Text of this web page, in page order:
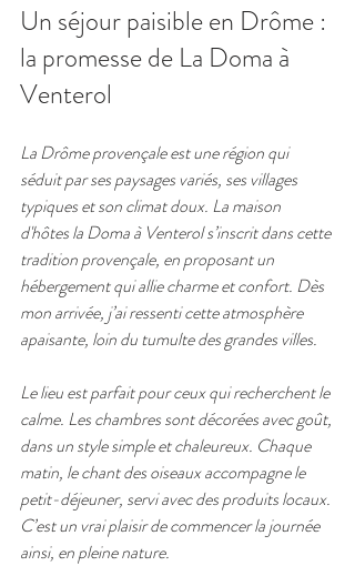
Un séjour paisible en Drôme :
la promesse de La Doma à
Venterol
La Drôme provençale est une région qui
séduit par ses paysages variés, ses villages
typiques et son climat doux. La maison
d'hôtes la Doma à Venterol s’inscrit dans cette
tradition provençale, en proposant un
hébergement qui allie charme et confort. Dès
mon arrivée, j’ai ressenti cette atmosphère
apaisante, loin du tumulte des grandes villes.
Le lieu est parfait pour ceux qui recherchent le
calme. Les chambres sont décorées avec goût,
dans un style simple et chaleureux. Chaque
matin, le chant des oiseaux accompagne le
petit-déjeuner, servi avec des produits locaux.
C’est un vrai plaisir de commencer la journée
ainsi, en pleine nature.